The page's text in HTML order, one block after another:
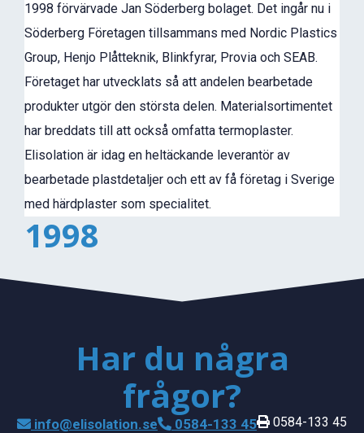
1998 förvärvade Jan Söderberg bolaget. Det ingår nu i
Söderberg Företagen tillsammans med Nordic Plastics
Group, Henjo Plåtteknik, Blinkfyrar, Provia och SEAB.
Företaget har utvecklats så att andelen bearbetade
produkter utgör den största delen. Materialsortimentet
har breddats till att också omfatta termoplaster.
Elisolation är idag en heltäckande leverantör av
bearbetade plastdetaljer och ett av få företag i Sverige
med härdplaster som specialitet.
1998
Har du några
frågor?
info@elisolation.se 0584-133 45
0584-133 45